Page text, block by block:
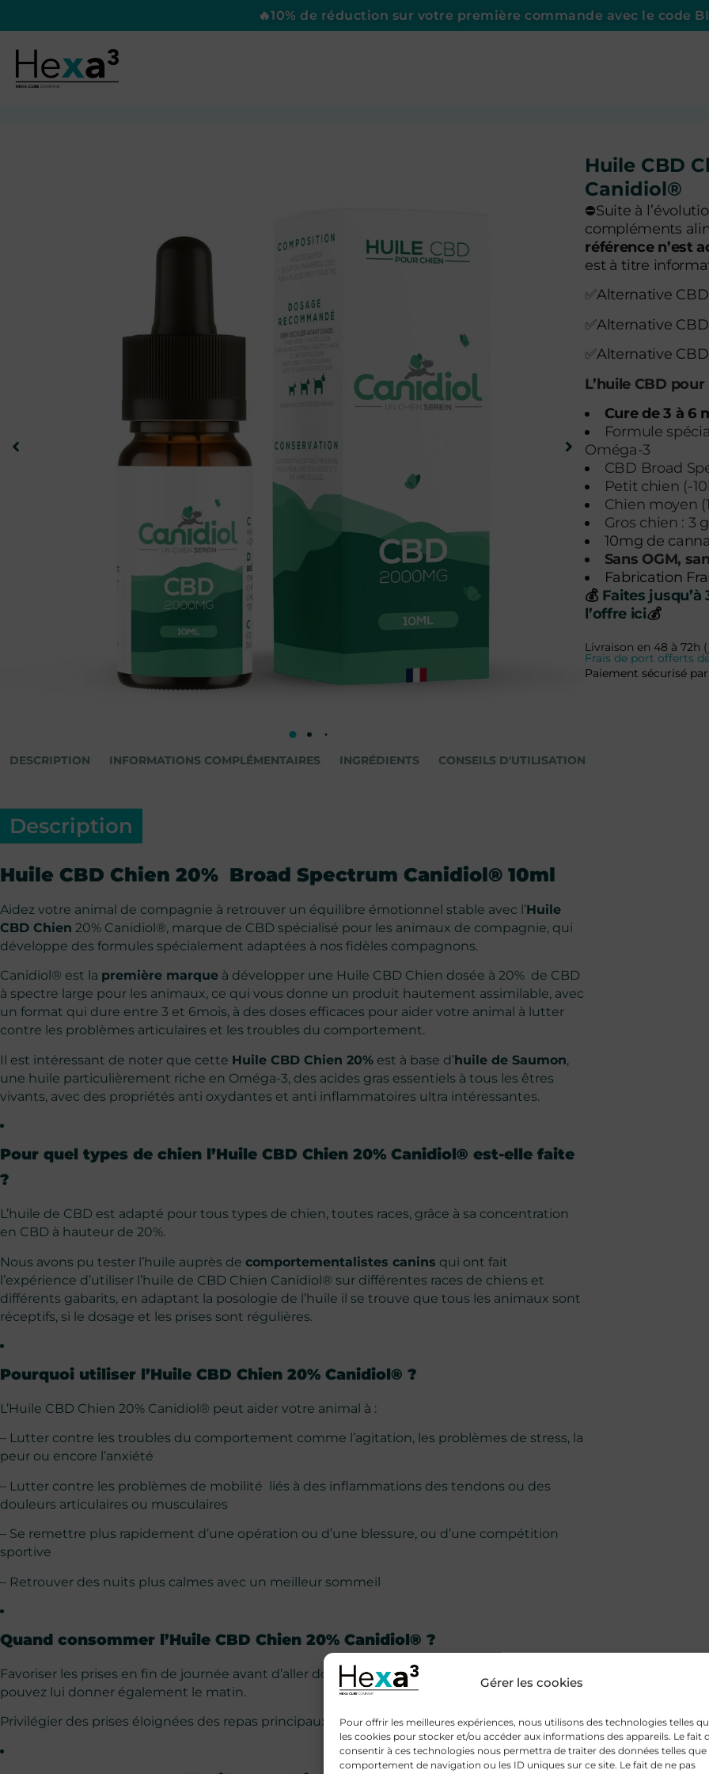
Gérer les cookies
Pour offrir les meilleures expériences, nous utilisons des technologies telles
les cookies pour stocker et/ou accéder aux informations des appareils. Le fait
consentir à ces technologies nous permettra de traiter des données telles que
comportement de navigation ou les ID uniques sur ce site. Le fait de ne pas
🔥10% de réduction sur votre première commande avec le code
DESCRIPTION INFORMATIONS COMPLÉMENTAIRES INGRÉDIENTS CONSEILS D'UTILISATION
Description
Huile CBD Chien 20% Broad Spectrum Canidiol® 10ml
Aidez votre animal de compagnie à retrouver un équilibre émotionnel stable avec l’Huile
CBD Chien 20% Canidiol®, marque de CBD spécialisé pour les animaux de compagnie, qui
développe des formules spécialement adaptées à nos fidèles compagnons.
Canidiol® est la première marque à développer une Huile CBD Chien dosée à 20% de CBD
à spectre large pour les animaux, ce qui vous donne un produit hautement assimilable, avec
un format qui dure entre 3 et 6mois, à des doses efficaces pour aider votre animal à lutter
contre les problèmes articulaires et les troubles du comportement.
Il est intéressant de noter que cette Huile CBD Chien 20% est à base d’huile de Saumon,
une huile particulièrement riche en Oméga-3, des acides gras essentiels à tous les êtres
vivants, avec des propriétés anti oxydantes et anti inflammatoires ultra intéressantes.
Pour quel types de chien l’Huile CBD Chien 20% Canidiol® est-elle faite
?
L’huile de CBD est adapté pour tous types de chien, toutes races, grâce à sa concentration
en CBD à hauteur de 20%.
Nous avons pu tester l’huile auprès de comportementalistes canins qui ont fait
l’expérience d’utiliser l’huile de CBD Chien Canidiol® sur différentes races de chiens et
différents gabarits, en adaptant la posologie de l’huile il se trouve que tous les animaux sont
réceptifs, si le dosage et les prises sont régulières.
Pourquoi utiliser l’Huile CBD Chien 20% Canidiol® ?
L’Huile CBD Chien 20% Canidiol® peut aider votre animal à :
– Lutter contre les troubles du comportement comme l’agitation, les problèmes de stress, la
peur ou encore l’anxiété
– Lutter contre les problèmes de mobilité liés à des inflammations des tendons ou des
douleurs articulaires ou musculaires
– Se remettre plus rapidement d’une opération ou d’une blessure, ou d’une compétition
sportive
– Retrouver des nuits plus calmes avec un meilleur sommeil
Quand consommer l’Huile CBD Chien 20% Canidiol® ?
Favoriser les prises en fin de journée avant d’aller dormir. Si votre animal est très agité vous
pouvez lui donner également le matin.
Privilégier des prises éloignées des repas principaux.
Huile CBD
Canidiol®
⛔Suite à
compléments
référence n’est
est à titre
✅Alternative
✅Alternative
✅Alternative
L’huile CBD
Cure de 3 à 6
Formule
Oméga-3
CBD Broad
Petit chien (-
Chien moyen
Gros chien : 3
10mg de
Sans OGM,
Fabrication
💰 Faites
l’offre ici💰
Livraison en 48 à 72h
Frais de port offerts
Paiement sécurisé